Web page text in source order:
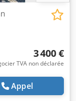
3 400 €
TVA non déclarée
Appel